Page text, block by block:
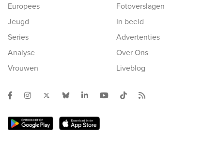
Europees
Jeugd
Series
Analyse
Vrouwen
Fotoverslagen
In beeld
Advertenties
Over Ons
Liveblog